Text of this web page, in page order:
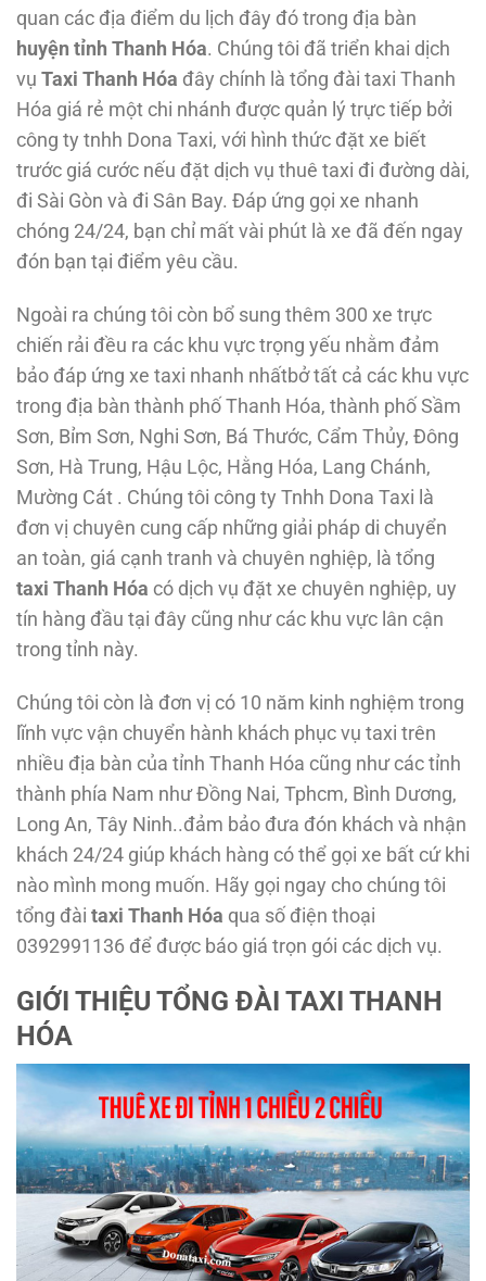
quan các địa điểm du lịch đây đó trong địa bàn
huyện tỉnh Thanh Hóa. Chúng tôi đã triển khai dịch
vụ Taxi Thanh Hóa đây chính là tổng đài taxi Thanh
Hóa giá rẻ một chi nhánh được quản lý trực tiếp bởi
công ty tnhh Dona Taxi, với hình thức đặt xe biết
trước giá cước nếu đặt dịch vụ thuê taxi đi đường dài,
đi Sài Gòn và đi Sân Bay. Đáp ứng gọi xe nhanh
chóng 24/24, bạn chỉ mất vài phút là xe đã đến ngay
đón bạn tại điểm yêu cầu.
Ngoài ra chúng tôi còn bổ sung thêm 300 xe trực
chiến rải đều ra các khu vực trọng yếu nhằm đảm
bảo đáp ứng xe taxi nhanh nhấtbở tất cả các khu vực
trong địa bàn thành phố Thanh Hóa, thành phố Sầm
Sơn, Bỉm Sơn, Nghi Sơn, Bá Thước, Cẩm Thủy, Đông
Sơn, Hà Trung, Hậu Lộc, Hằng Hóa, Lang Chánh,
Mường Cát . Chúng tôi công ty Tnhh Dona Taxi là
đơn vị chuyên cung cấp những giải pháp di chuyển
an toàn, giá cạnh tranh và chuyên nghiệp, là tổng
taxi Thanh Hóa có dịch vụ đặt xe chuyên nghiệp, uy
tín hàng đầu tại đây cũng như các khu vực lân cận
trong tỉnh này.
Chúng tôi còn là đơn vị có 10 năm kinh nghiệm trong
lĩnh vực vận chuyển hành khách phục vụ taxi trên
nhiều địa bàn của tỉnh Thanh Hóa cũng như các tỉnh
thành phía Nam như Đồng Nai, Tphcm, Bình Dương,
Long An, Tây Ninh..đảm bảo đưa đón khách và nhận
khách 24/24 giúp khách hàng có thể gọi xe bất cứ khi
nào mình mong muốn. Hãy gọi ngay cho chúng tôi
tổng đài taxi Thanh Hóa qua số điện thoại
0392991136 để được báo giá trọn gói các dịch vụ.
GIỚI THIỆU TỔNG ĐÀI TAXI THANH
HÓA